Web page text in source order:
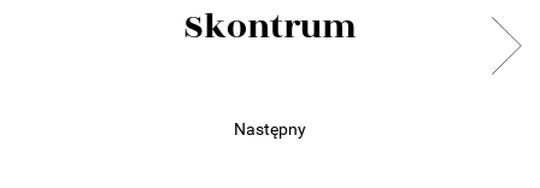
Skontrum
Następny